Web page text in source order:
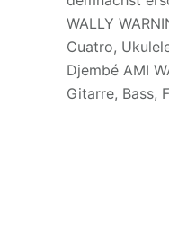
WALLY
Cuatro,
Djembé AMI
Gitarre, Bass,